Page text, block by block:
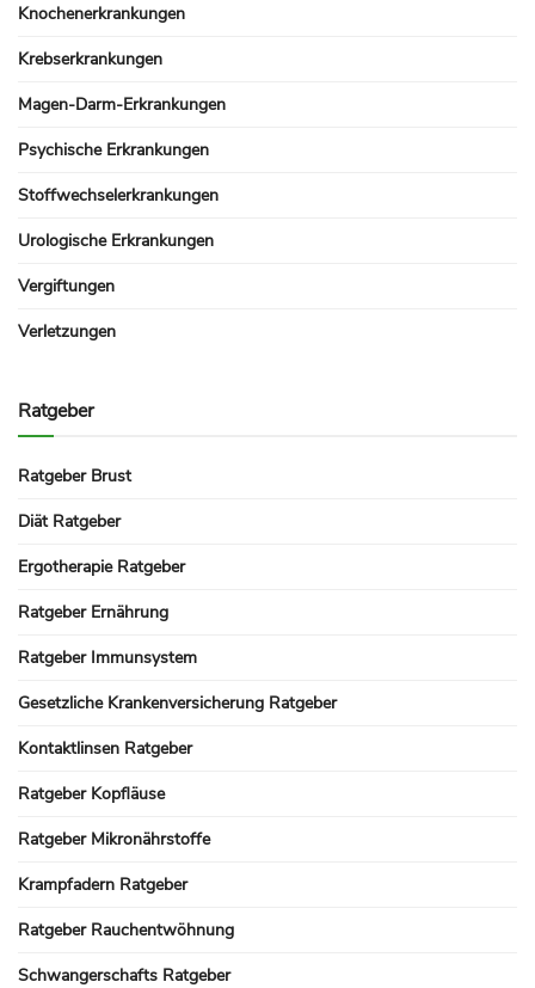
Knochenerkrankungen
Krebserkrankungen
Magen-Darm-Erkrankungen
Psychische Erkrankungen
Stoffwechselerkrankungen
Urologische Erkrankungen
Vergiftungen
Verletzungen
Ratgeber
Ratgeber Brust
Diät Ratgeber
Ergotherapie Ratgeber
Ratgeber Ernährung
Ratgeber Immunsystem
Gesetzliche Krankenversicherung Ratgeber
Kontaktlinsen Ratgeber
Ratgeber Kopfläuse
Ratgeber Mikronährstoffe
Krampfadern Ratgeber
Ratgeber Rauchentwöhnung
Schwangerschafts Ratgeber